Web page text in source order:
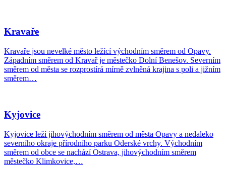
Kravaře
Kravaře jsou nevelké město ležící východním směrem od Opavy.
Západním směrem od Kravař je městečko Dolní Benešov. Severním
směrem od města se rozprostírá mírně zvlněná krajina s poli a jižním
směrem…
Kyjovice
Kyjovice leží jihovýchodním směrem od města Opavy a nedaleko
severního okraje přírodního parku Oderské vrchy. Východním
směrem od obce se nachází Ostrava, jihovýchodním směrem
městečko Klimkovice,…